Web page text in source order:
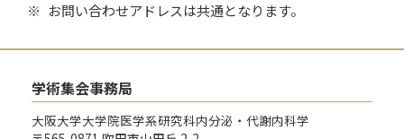
お問い合わせアドレスは共通となります。
学術集会事務局
大阪大学大学院医学系研究科内分泌・代謝内科学